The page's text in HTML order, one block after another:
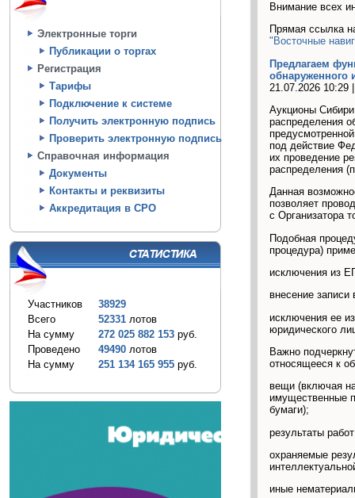
Электронные торги
Публикации о торгах
Регистрация
Тарифы
Подключение к системе
Получить электронную подпись
Проверить электронную подпись
Справочная информация
Документы
Контакты и реквизиты
Аккредитация в СРО
Участников
38929
Всего
52331 лотов
На сумму
272 025 882 153 руб.
Проведено
49490 лотов
На сумму
251 134 165 955 руб.
Внимание всех
Прямая ссылка
"Восточные
Предлагаем
обнаруженного
21.07.2026 10:29
Аукционы
распределения
под действие
их проведение
распределения
Данная
позволяет
с Организатора
Подобная
процедура)
исключения из
внесение
исключения ее
юридического
Важно
относящееся к
вещи (включая
имущественные
бумаги);
результаты
охраняемые
иные